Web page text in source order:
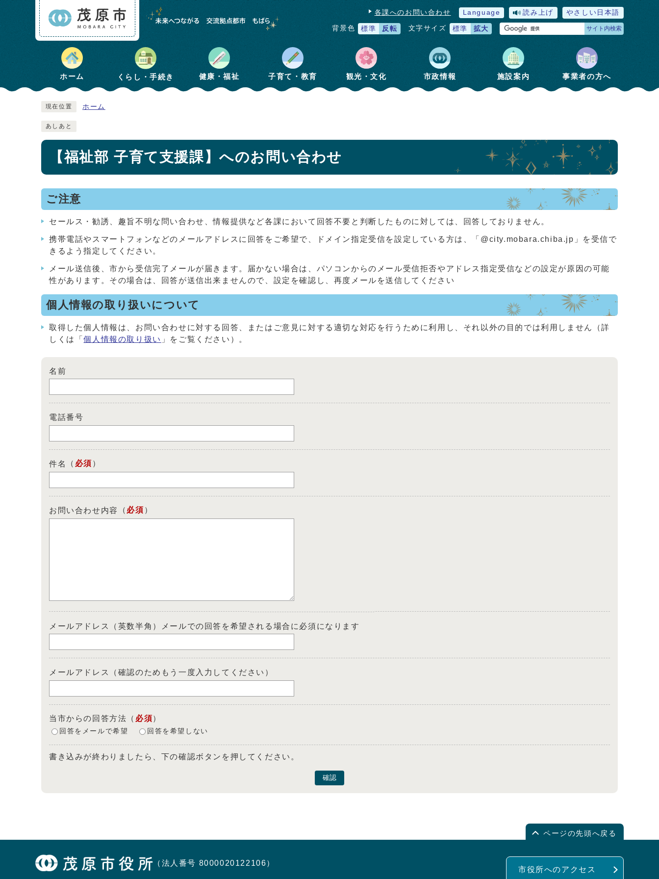
各課へのお問い合わせ Language 読み上げ やさしい日本語
背景色 標準 反転 文字サイズ 標準 拡大 サイト内検索
ホーム くらし・手続き 健康・福祉 子育て・教育 観光・文化 市政情報 施設案内 事業者の方へ
現在位置 ホーム
あしあと
【福祉部 子育て支援課】へのお問い合わせ
ご注意
セールス・勧誘、趣旨不明な問い合わせ、情報提供など各課において回答不要と判断したものに対しては、回答しておりません。
携帯電話やスマートフォンなどのメールアドレスに回答をご希望で、ドメイン指定受信を設定している方は、「@city.mobara.chiba.jp」を受信で
きるよう指定してください。
メール送信後、市から受信完了メールが届きます。届かない場合は、パソコンからのメール受信拒否やアドレス指定受信などの設定が原因の可能
性があります。その場合は、回答が送信出来ませんので、設定を確認し、再度メールを送信してください
個人情報の取り扱いについて
取得した個人情報は、お問い合わせに対する回答、またはご意見に対する適切な対応を行うために利用し、それ以外の目的では利用しません（詳
しくは「個人情報の取り扱い 」をご覧ください）。
名前
電話番号
件名 （ 必須 ）
お問い合わせ内容 （ 必須 ）
メールアドレス（英数半角）メールでの回答を希望される場合に必須になります
メールアドレス（確認のためもう一度入力してください）
当市からの回答方法 （ 必須）
回答をメールで希望 回答を希望しない
書き込みが終わりましたら、下の確認ボタンを押してください。
確認
ページの先頭へ戻る
（法人番号 8000020122106）
市役所へのアクセス